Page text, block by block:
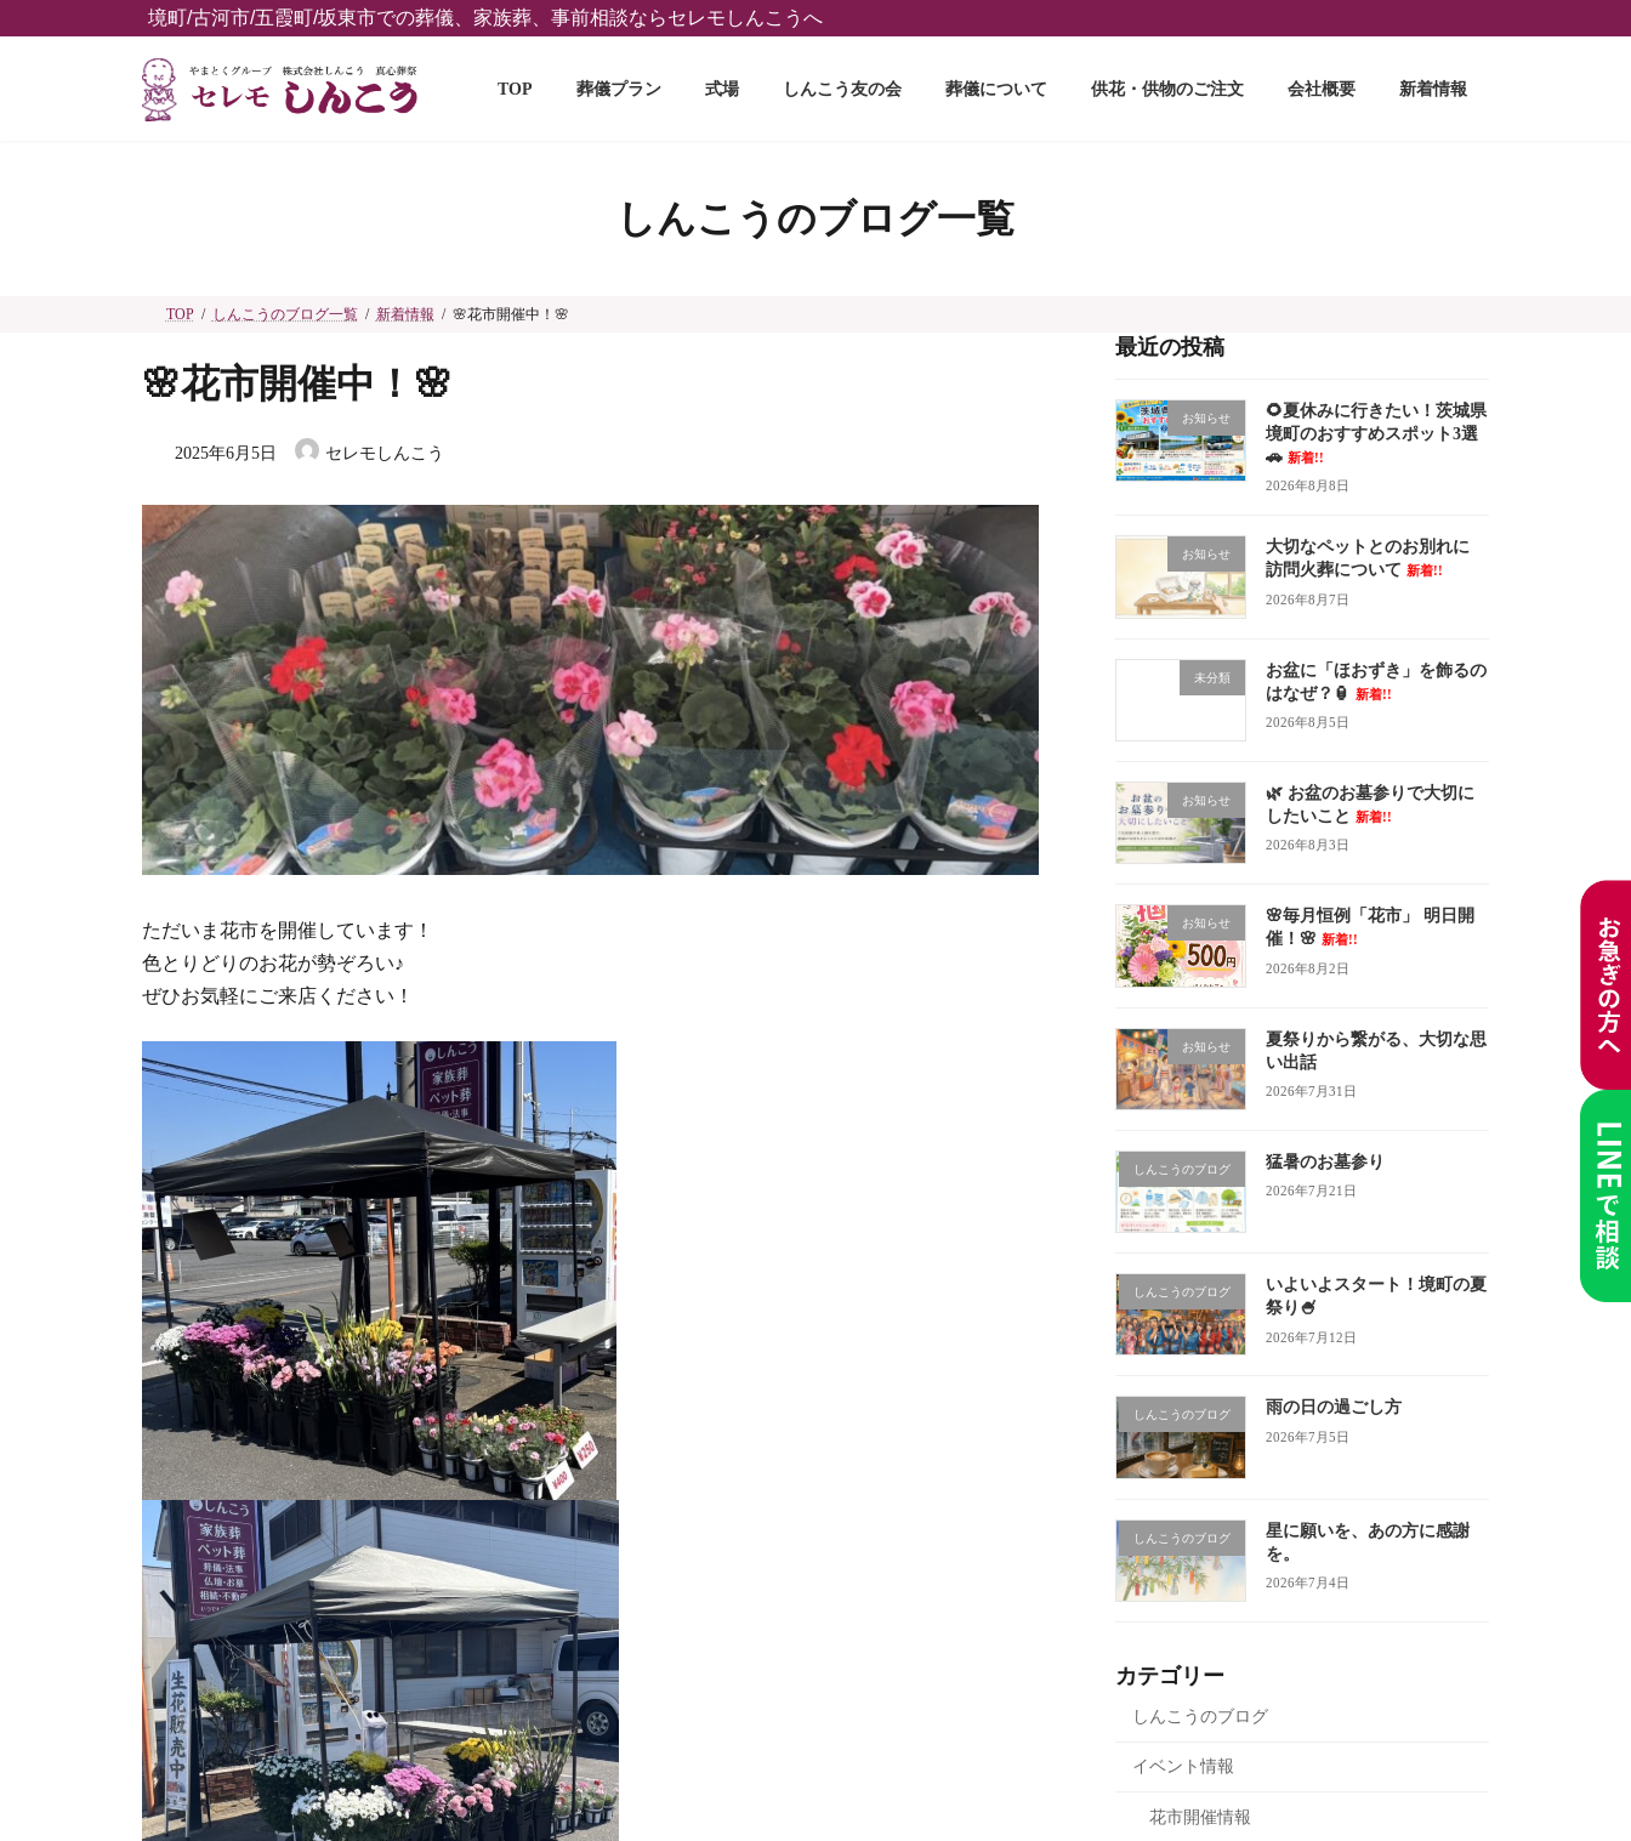
ン
ビ
境町/古河市/五霞町/坂東市での葬儀、家族葬、事前相談ならセレモしんこうへ
TOP 葬儀プラン 式場 しんこう友の会 葬儀について 供花・供物のご注文 会社概要 新着情報
しんこうのブログ一覧
TOP しんこうのブログ一覧 新着情報 🌸花市開催中！🌸
🌸花市開催中！🌸
2025年6月5日 セレモしんこう
ただいま花市を開催しています！
色とりどりのお花が勢ぞろい♪
ぜひお気軽にご来店ください！
最近の投稿
お知らせ
🌻夏休みに行きたい！茨城県
境町のおすすめスポット3選
🚗 新着!!
2026年8月8日
お知らせ
大切なペットとのお別れに
訪問火葬について 新着!!
2026年8月7日
未分類
お盆に「ほおずき」を飾るの
はなぜ？🏮
新着!!
2026年8月5日
お知らせ
🌿 お盆のお墓参りで大切に
したいこと 新着!!
2026年8月3日
お知らせ
🌸毎月恒例「花市」 明日開
催！🌸 新着!!
2026年8月2日
お知らせ
夏祭りから繋がる、大切な思
い出話
2026年7月31日
しんこうのブログ 猛暑のお墓参り
2026年7月21日
しんこうのブログ
いよいよスタート！境町の夏
祭り🍧
2026年7月12日
しんこうのブログ 雨の日の過ごし方
2026年7月5日
しんこうのブログ
星に願いを、あの方に感謝
を。
2026年7月4日
カテゴリー
しんこうのブログ
イベント情報
花市開催情報